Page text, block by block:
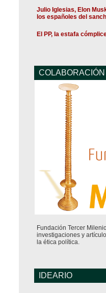
Julio Iglesias, Elon
los españoles del
El PP, la estafa
COLABORACIÓN
Fundación Tercer
investigaciones y
la ética política.
IDEARIO